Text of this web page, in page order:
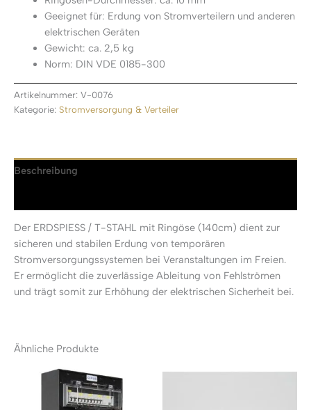
Geeignet für: Erdung von Stromverteilern und anderen
elektrischen Geräten
Gewicht: ca. 2,5 kg
Norm: DIN VDE 0185-300
Artikelnummer: V-0076
Kategorie: Stromversorgung & Verteiler
Beschreibung
Der ERDSPIESS / T-STAHL mit Ringöse (140cm) dient zur
sicheren und stabilen Erdung von temporären
Stromversorgungssystemen bei Veranstaltungen im Freien.
Er ermöglicht die zuverlässige Ableitung von Fehlströmen
und trägt somit zur Erhöhung der elektrischen Sicherheit bei.
Ähnliche Produkte